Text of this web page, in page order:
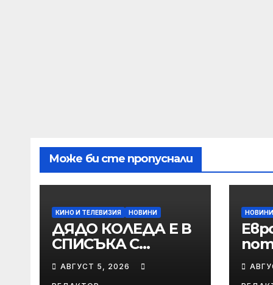
Може би сте пропуснали
КИНО И ТЕЛЕВИЗИЯ НОВИНИ
ДЯДО КОЛЕДА Е В
СПИСЪКА С
НЕПОСЛУШНИТЕ
„БРУТАЛНА НОЩ
АВГУСТ 5, 2026
НОВИНИ
към